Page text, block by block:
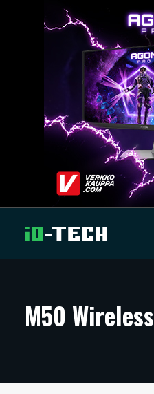
ARTIKKELIT
TECHBBS
M50 Wireless